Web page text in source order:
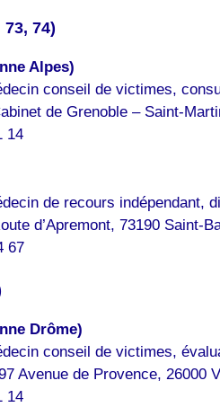
74)
Alpes)
conseil de victimes,
de Grenoble – Saint-
14
de recours indépendant,
d’Apremont, 73190 Saint-
67
Drôme)
conseil de victimes,
Avenue de Provence, 26000
14